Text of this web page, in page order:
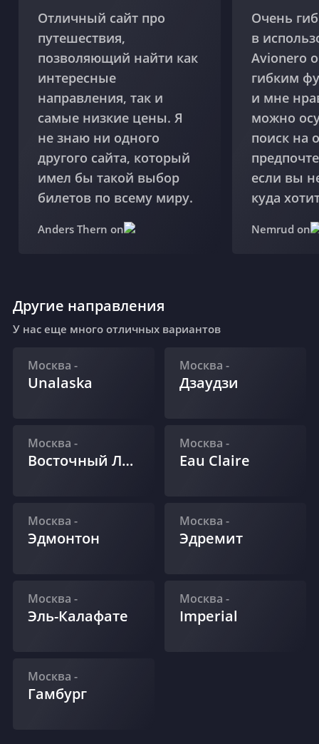
Отличный сайт про
путешествия,
позволяющий найти как
интересные
направления, так и
самые низкие цены. Я
не знаю ни одного
другого сайта, который
имел бы такой выбор
билетов по всему миру.
Anders Thern on
Очень
в
Avionero
гибким
и мне
можно
поиск на
если вы
куда
Nemrud on
Другие направления
У нас еще много отличных вариантов
Москва -
Unalaska
Москва -
Дзаудзи
Москва -
Восточный Лондон
Москва -
Eau Claire
Москва -
Эдмонтон
Москва -
Эдремит
Москва -
Эль-Калафате
Москва -
Imperial
Москва -
Гамбург